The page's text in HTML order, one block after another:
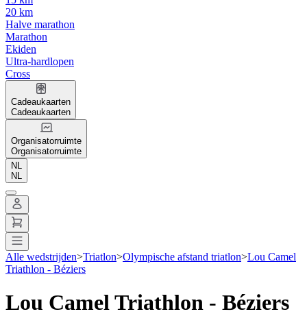
20 km
Halve marathon
Marathon
Ekiden
Ultra-hardlopen
Cross
Cadeaukaarten
Cadeaukaarten
Organisatorruimte
Organisatorruimte
NL
NL
Alle wedstrijden>Triatlon>Olympische afstand triatlon>Lou Camel
Triathlon - Béziers
Lou Camel Triathlon - Béziers